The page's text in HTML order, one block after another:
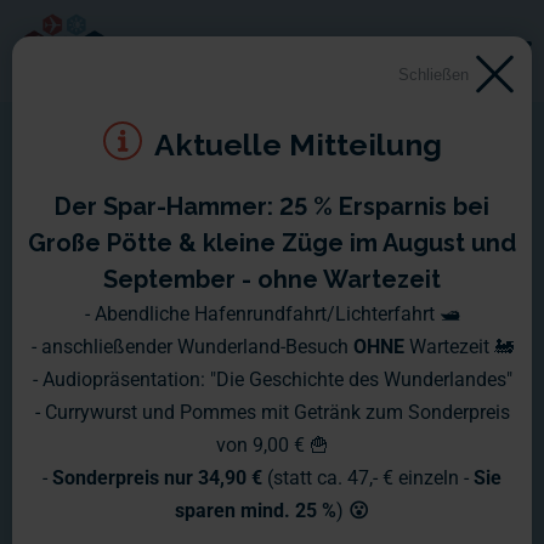
Schließen
Aktuelle Mitteilung
Der Spar-Hammer: 25 % Ersparnis bei
Große Pötte & kleine Züge im August und
September - ohne Wartezeit
- Abendliche Hafenrundfahrt/Lichterfahrt 🛥️
- anschließender Wunderland-Besuch OHNE Wartezeit 🚂
- Audiopräsentation: "Die Geschichte des Wunderlandes"
- Currywurst und Pommes mit Getränk zum Sonderpreis
von 9,00 € 🍟
- Sonderpreis nur 34,90 € (statt ca. 47,- € einzeln - Sie
sparen mind. 25 %) 😮